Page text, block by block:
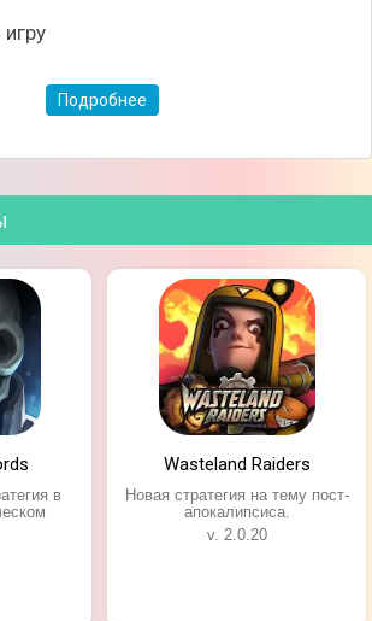
А обширный и очень
и погружает вас туда
игру
Подробнее
в
Wasteland Raiders
Новая стратегия на тему пост-
апокалипсиса.
v. 2.0.20